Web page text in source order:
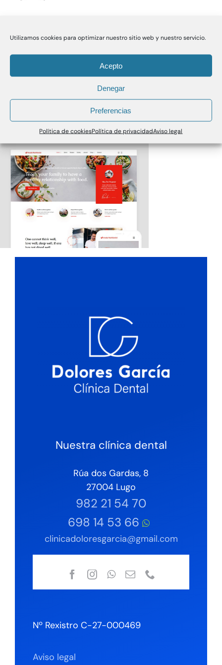
Utilizamos cookies para optimizar nuestro sitio web y nuestro servicio.
Acepto
Denegar
Preferencias
Política de cookiesPolítica de privacidadAviso legal
Nuestra clínica dental
Rúa dos Gardas, 8
27004 Lugo
982 21 54 70
698 14 53 66
clinicadoloresgarcia@gmail.com
Nº Rexistro C-27-000469
Aviso legal